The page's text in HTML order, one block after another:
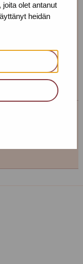
olet antanut
heidän
you can just call
else, if you